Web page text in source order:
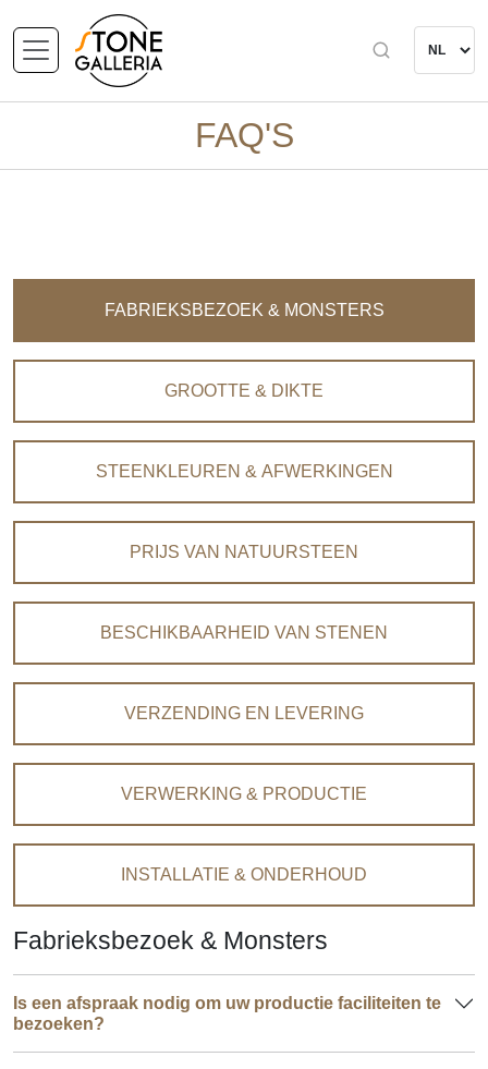
FAQ'S
FABRIEKSBEZOEK & MONSTERS
GROOTTE & DIKTE
STEENKLEUREN & AFWERKINGEN
PRIJS VAN NATUURSTEEN
BESCHIKBAARHEID VAN STENEN
VERZENDING EN LEVERING
VERWERKING & PRODUCTIE
INSTALLATIE & ONDERHOUD
Fabrieksbezoek & Monsters
Is een afspraak nodig om uw productie faciliteiten te
bezoeken?